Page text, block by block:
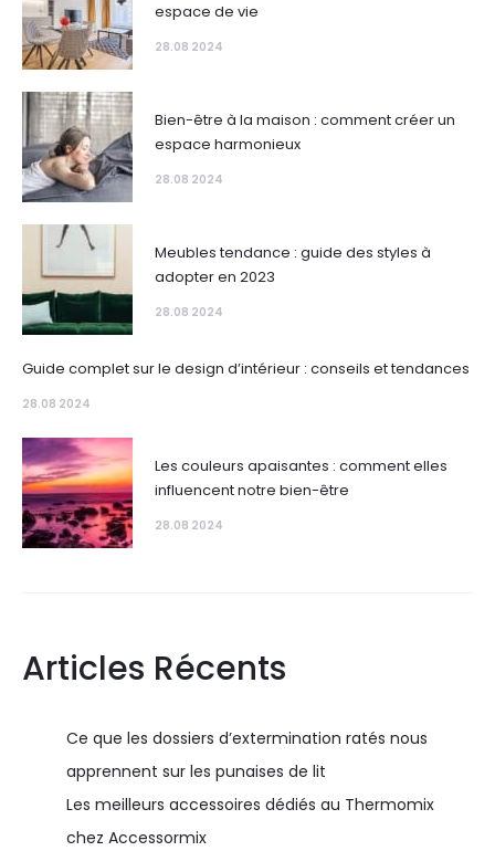
espace de vie
28.08 2024
Bien-être à la maison : comment créer un
espace harmonieux
28.08 2024
Meubles tendance : guide des styles à
adopter en 2023
28.08 2024
Guide complet sur le design d’intérieur : conseils et tendances
28.08 2024
Les couleurs apaisantes : comment elles
influencent notre bien-être
28.08 2024
Articles Récents
Ce que les dossiers d’extermination ratés nous
apprennent sur les punaises de lit
Les meilleurs accessoires dédiés au Thermomix
chez Accessormix